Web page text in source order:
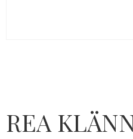
REA